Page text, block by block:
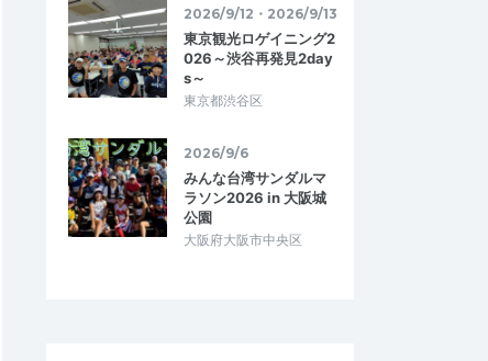
2026/9/12・2026/9/13
東京観光ロゲイニング2
026～渋谷再発見2day
s～
東京都渋谷区
2026/9/6
みんな台湾サンダルマ
ラソン2026 in 大阪城
公園
大阪府大阪市中央区